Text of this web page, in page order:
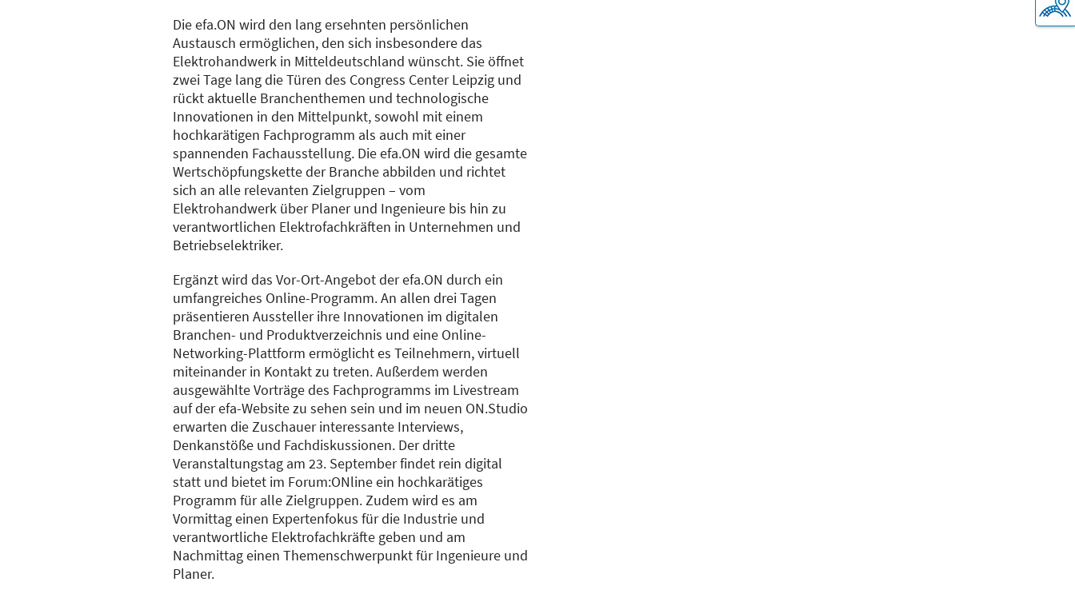
Die efa.ON wird den lang ersehnten persönlichen
Austausch ermöglichen, den sich insbesondere das
Elektrohandwerk in Mitteldeutschland wünscht. Sie öffnet
zwei Tage lang die Türen des Congress Center Leipzig und
rückt aktuelle Branchenthemen und technologische
Innovationen in den Mittelpunkt, sowohl mit einem
hochkarätigen Fachprogramm als auch mit einer
spannenden Fachausstellung. Die efa.ON wird die gesamte
Wertschöpfungskette der Branche abbilden und richtet
sich an alle relevanten Zielgruppen – vom
Elektrohandwerk über Planer und Ingenieure bis hin zu
verantwortlichen Elektrofachkräften in Unternehmen und
Betriebselektriker.
Ergänzt wird das Vor-Ort-Angebot der efa.ON durch ein
umfangreiches Online-Programm. An allen drei Tagen
präsentieren Aussteller ihre Innovationen im digitalen
Branchen- und Produktverzeichnis und eine Online-
Networking-Plattform ermöglicht es Teilnehmern, virtuell
miteinander in Kontakt zu treten. Außerdem werden
ausgewählte Vorträge des Fachprogramms im Livestream
auf der efa-Website zu sehen sein und im neuen ON.Studio
erwarten die Zuschauer interessante Interviews,
Denkanstöße und Fachdiskussionen. Der dritte
Veranstaltungstag am 23. September findet rein digital
statt und bietet im Forum:ONline ein hochkarätiges
Programm für alle Zielgruppen. Zudem wird es am
Vormittag einen Expertenfokus für die Industrie und
verantwortliche Elektrofachkräfte geben und am
Nachmittag einen Themenschwerpunkt für Ingenieure und
Planer.